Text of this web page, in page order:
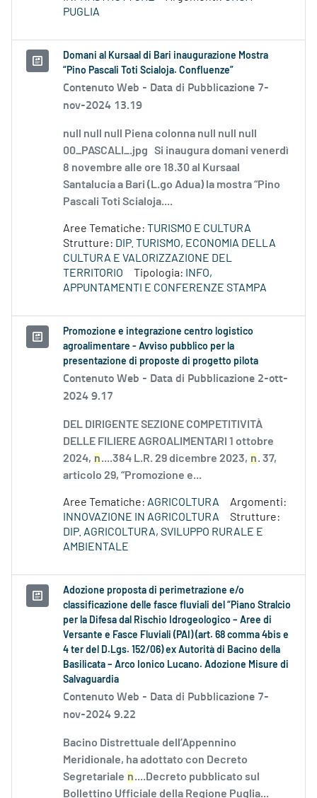
PUGLIA
Domani al Kursaal di Bari inaugurazione Mostra
“Pino Pascali Toti Scialoja. Confluenze”
Contenuto Web - Data di Pubblicazione 7-
nov-2024 13.19
null null null Piena colonna null null null
00_PASCALI_.jpg Si inaugura domani venerdì
8 novembre alle ore 18.30 al Kursaal
Santalucia a Bari (L.go Adua) la mostra “Pino
Pascali Toti Scialoja....
Aree Tematiche: TURISMO E CULTURA
Strutture: DIP. TURISMO, ECONOMIA DELLA
CULTURA E VALORIZZAZIONE DEL
TERRITORIO
Tipologia:
INFO,
APPUNTAMENTI E CONFERENZE STAMPA
Promozione e integrazione centro logistico
agroalimentare - Avviso pubblico per la
presentazione di proposte di progetto pilota
Contenuto Web - Data di Pubblicazione 2-ott-
2024 9.17
DEL DIRIGENTE SEZIONE COMPETITIVITÀ
DELLE FILIERE AGROALIMENTARI 1 ottobre
2024, n....384 L.R. 29 dicembre 2023, n. 37,
articolo 29, “Promozione e...
Aree Tematiche: AGRICOLTURA
Argomenti:
INNOVAZIONE IN AGRICOLTURA
Strutture:
DIP. AGRICOLTURA, SVILUPPO RURALE E
AMBIENTALE
Adozione proposta di perimetrazione e/o
classificazione delle fasce fluviali del “Piano Stralcio
per la Difesa dal Rischio Idrogeologico – Aree di
Versante e Fasce Fluviali (PAI) (art. 68 comma 4bis e
4 ter del D.Lgs. 152/06) ex Autorità di Bacino della
Basilicata – Arco Ionico Lucano. Adozione Misure di
Salvaguardia
Contenuto Web - Data di Pubblicazione 7-
nov-2024 9.22
Bacino Distrettuale dell’Appennino
Meridionale, ha adottato con Decreto
Segretariale n....Decreto pubblicato sul
Bollettino Ufficiale della Regione Puglia...